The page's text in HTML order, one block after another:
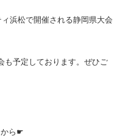
ィ浜松で開催される静岡県大会
予定しております。ぜひご
ら☛